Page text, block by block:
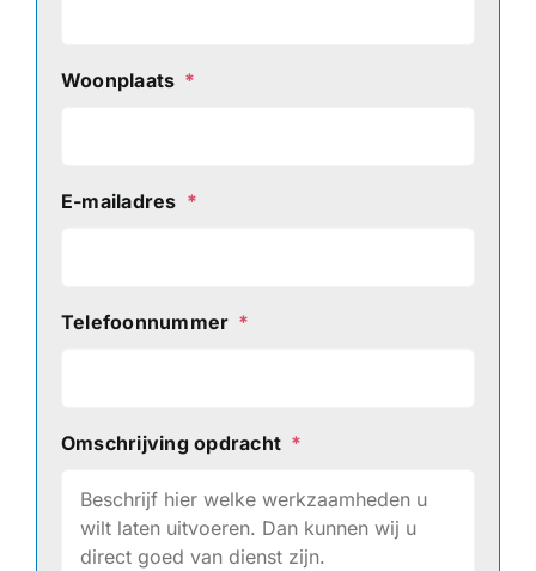
Woonplaats *
E-mailadres *
Telefoonnummer *
Omschrijving opdracht *